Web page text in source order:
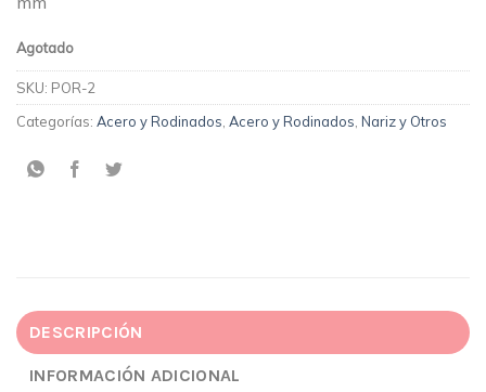
Agotado
SKU: POR-2
Categorías: Acero y Rodinados Acero y Rodinados Nariz y Otros
DESCRIPCIÓN
INFORMACIÓN ADICIONAL